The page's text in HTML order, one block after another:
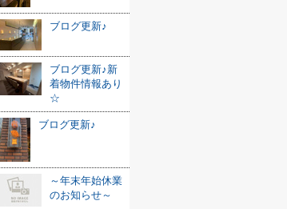
ブログ更新♪
ブログ更新♪新
着物件情報あり
☆
ブログ更新♪
～年末年始休業
のお知らせ～